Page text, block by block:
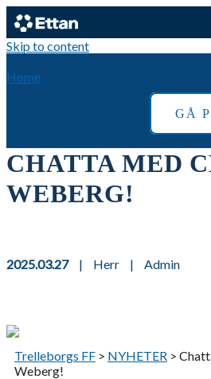
Skip to content
Home
GÅ
CHATTA MED
WEBERG!
2025.03.27 | Herr | Admin
Trelleborgs FF > NYHETER >
Weberg!